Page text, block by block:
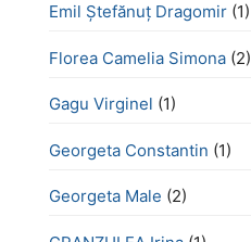
Emil Ștefănuț Dragomir (1)
Florea Camelia Simona (2)
Gagu Virginel (1)
Georgeta Constantin (1)
Georgeta Male (2)